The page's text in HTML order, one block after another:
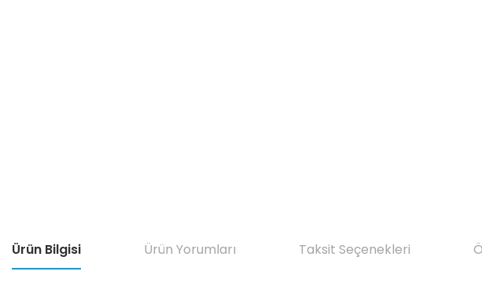
Ürün Bilgisi Ürün Yorumları Taksit Seçenekleri